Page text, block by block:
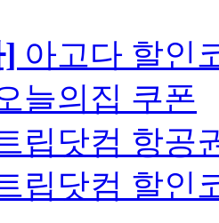
아고다 할인
늘의집 쿠폰
립닷컴 항공
립닷컴 할인